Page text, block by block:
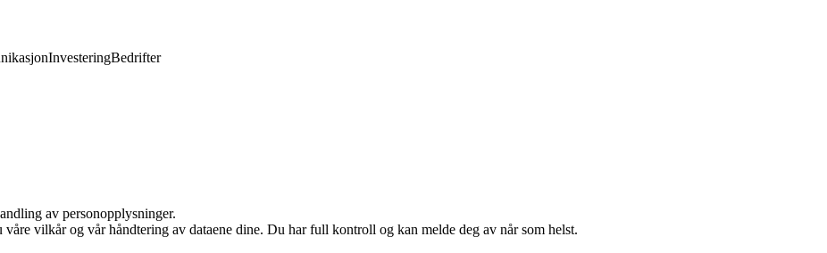
InvesteringBedrifter
av personopplysninger.
vilkår og vår håndtering av dataene dine. Du har full kontroll og kan melde deg av når som helst.